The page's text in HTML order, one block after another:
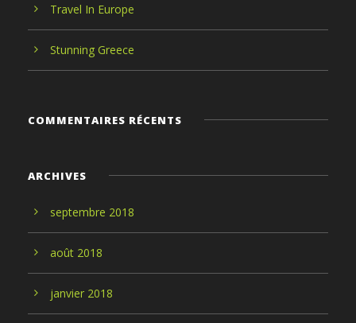
Travel In Europe
Stunning Greece
COMMENTAIRES RÉCENTS
ARCHIVES
septembre 2018
août 2018
janvier 2018